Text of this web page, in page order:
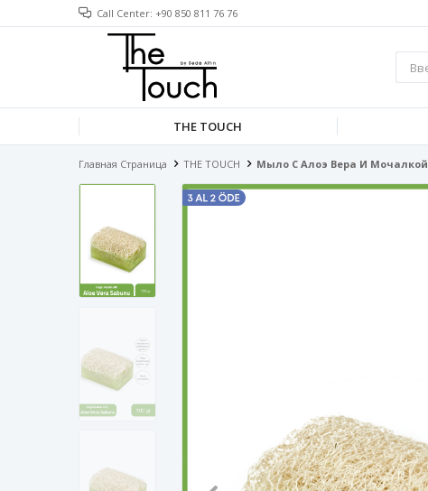
Call Center: +90 850 811 76 76
THE TOUCH
Главная Страница THE TOUCH Мыло С Алоэ Вера И Мочалкой